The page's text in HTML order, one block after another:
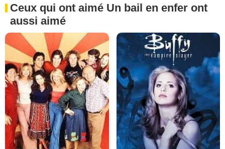
Ceux qui ont aimé Un bail en enfer ont
aussi aimé